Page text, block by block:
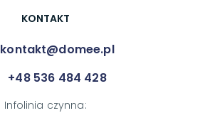
KONTAKT
kontakt@domee.pl
+48 536 484 428
Infolinia czynna: